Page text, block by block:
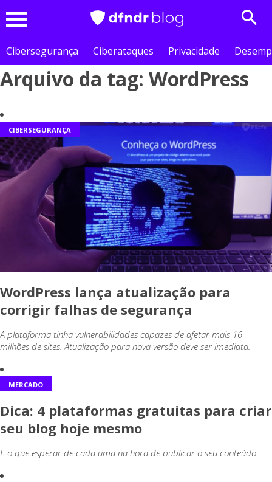
Cibersegurança
Ciberataques Privacidade
Arquivo da tag: WordPress
CIBERSEGURANÇA
WordPress lança atualização para
corrigir falhas de segurança
A plataforma tinha vulnerabilidades capazes de afetar mais 16
milhões de sites. Atualização para nova versão deve ser imediata.
MERCADO
Dica: 4 plataformas gratuitas para criar
seu blog hoje mesmo
E o que esperar de cada uma na hora de publicar o seu conteúdo